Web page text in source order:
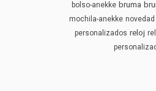
bolso-anekke bruma
mochila-anekke novedad
personalizados reloj